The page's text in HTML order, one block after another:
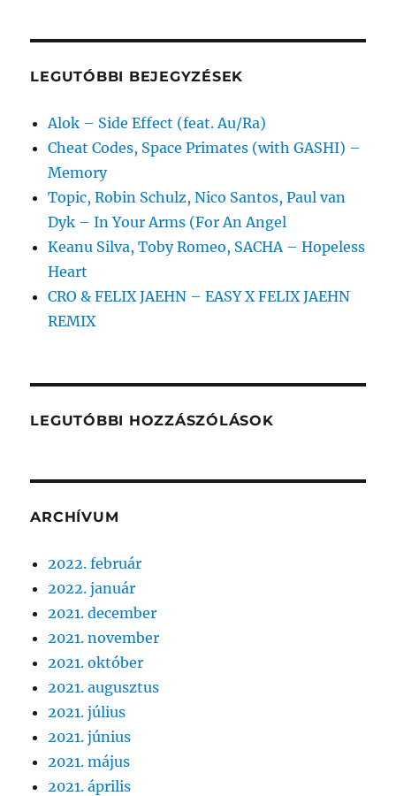
kifejezésre:
LEGUTÓBBI BEJEGYZÉSEK
Alok – Side Effect (feat. Au/Ra)
Cheat Codes, Space Primates (with GASHI) –
Memory
Topic, Robin Schulz, Nico Santos, Paul van
Dyk – In Your Arms (For An Angel
Keanu Silva, Toby Romeo, SACHA – Hopeless
Heart
CRO & FELIX JAEHN – EASY X FELIX JAEHN
REMIX
LEGUTÓBBI HOZZÁSZÓLÁSOK
ARCHÍVUM
2022. február
2022. január
2021. december
2021. november
2021. október
2021. augusztus
2021. július
2021. június
2021. május
2021. április